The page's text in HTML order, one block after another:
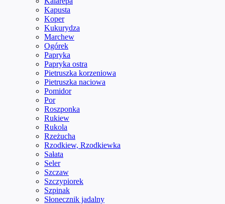
Kapusta
Koper
Kukurydza
Marchew
Ogórek
Papryka
Papryka ostra
Pietruszka korzeniowa
Pietruszka naciowa
Pomidor
Por
Roszponka
Rukiew
Rukola
Rzeżucha
Rzodkiew, Rzodkiewka
Sałata
Seler
Szczaw
Szczypiorek
Szpinak
Słonecznik jadalny